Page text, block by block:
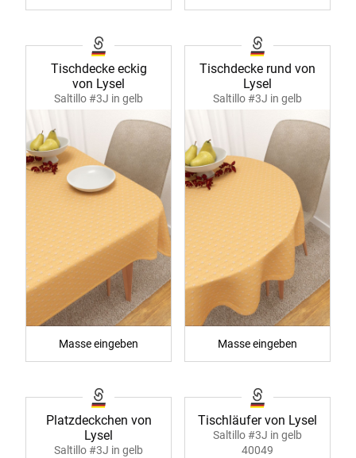
Tischdecke eckig
von Lysel
Saltillo #3J in gelb
40046
Masse eingeben
Tischdecke rund von
Lysel
Saltillo #3J in gelb
40047
Masse eingeben
Platzdeckchen von
Lysel
Saltillo #3J in gelb
Tischläufer von Lysel
Saltillo #3J in gelb
40049